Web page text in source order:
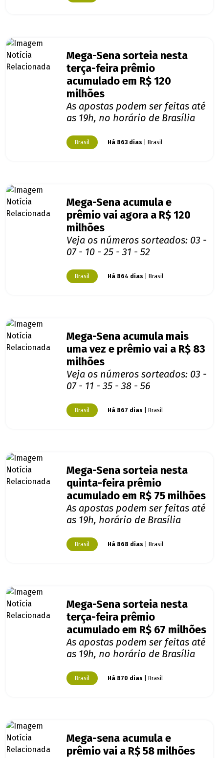
Mega-Sena sorteia nesta
terça-feira prêmio
acumulado em R$ 120
milhões
As apostas podem ser feitas até
as 19h, no horário de Brasília
Brasil Há 863 dias | Brasil
Mega-Sena acumula e
prêmio vai agora a R$ 120
milhões
Veja os números sorteados: 03 -
07 - 10 - 25 - 31 - 52
Brasil Há 864 dias | Brasil
Mega-Sena acumula mais
uma vez e prêmio vai a R$ 83
milhões
Veja os números sorteados: 03 -
07 - 11 - 35 - 38 - 56
Brasil Há 867 dias | Brasil
Mega-Sena sorteia nesta
quinta-feira prêmio
acumulado em R$ 75 milhões
As apostas podem ser feitas até
as 19h, horário de Brasília
Brasil Há 868 dias | Brasil
Mega-Sena sorteia nesta
terça-feira prêmio
acumulado em R$ 67 milhões
As apostas podem ser feitas até
as 19h, no horário de Brasília
Brasil Há 870 dias | Brasil
Mega-sena acumula e
prêmio vai a R$ 58 milhões